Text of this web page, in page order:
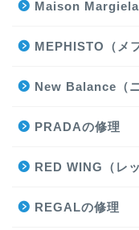
Maison Margiela
MEPHISTO（メ
New Balance（
PRADAの修理
RED WING（レ
REGALの修理